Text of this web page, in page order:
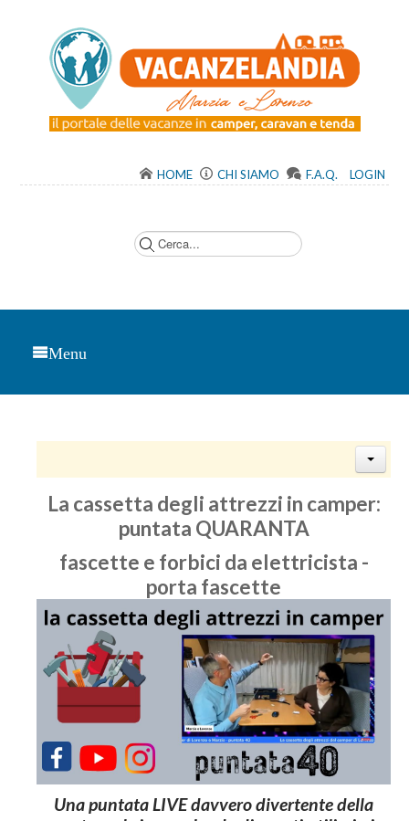
HOME CHI SIAMO F.A.Q. LOGIN
Menu
La cassetta degli attrezzi in camper:
puntata QUARANTA
fascette e forbici da elettricista -
porta fascette
Una puntata LIVE davvero divertente della